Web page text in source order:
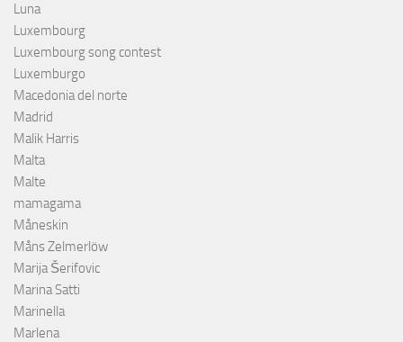
Luna
Luxembourg
Luxembourg song contest
Luxemburgo
Macedonia del norte
Madrid
Malik Harris
Malta
Malte
mamagama
Måneskin
Måns Zelmerlöw
Marija Šerifovic
Marina Satti
Marinella
Marlena